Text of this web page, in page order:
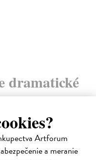
Artforum
a meranie
dramatické